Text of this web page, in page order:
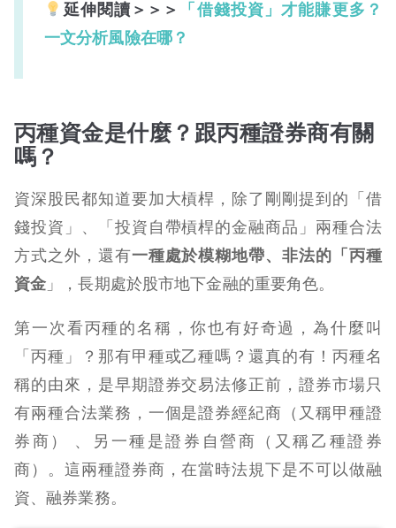
延伸閱讀＞＞＞
「借錢投資」才能賺更多？
一文分析風險在哪？
丙種資金是什麼？跟丙種證券商有關
嗎？
資深股民都知道要加大槓桿，除了剛剛提到的「借
錢投資」、「投資自帶槓桿的金融商品」兩種合法
方式之外，還有一種處於模糊地帶、非法的「丙種
資金 」，長期處於股市地下金融的重要角色。
第一次看丙種的名稱，你也有好奇過，為什麼叫
「丙種」？那有甲種或乙種嗎？還真的有！丙種名
稱的由來，是早期證券交易法修正前，證券市場只
有兩種合法業務，一個是證券經紀商（又稱甲種證
券商） 、另一種是證券自營商（又稱乙種證券
商）。這兩種證券商，在當時法規下是不可以做融
資、融券業務。